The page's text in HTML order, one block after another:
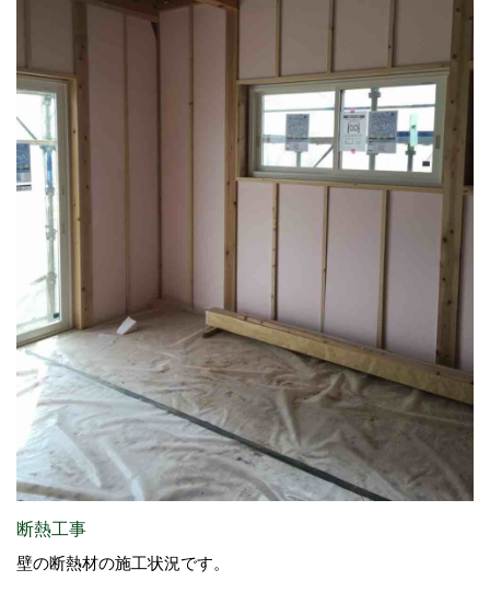
断熱工事
壁の断熱材の施工状況です。